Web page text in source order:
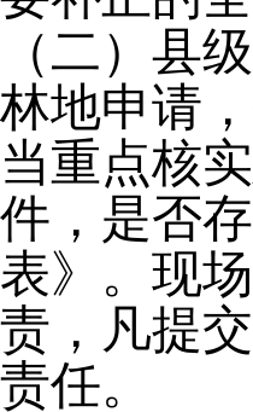
（二）县
林地申请
当重点核
件，是否
表》。现
责，凡提
责任。